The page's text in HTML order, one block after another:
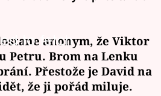
to fetch
anonym, že Viktor
Petru. Brom na Lenku
Přestože je David na
že ji pořád miluje.